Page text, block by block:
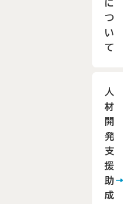
に
つ
い
て
人
材
開
発
支
援
助
成